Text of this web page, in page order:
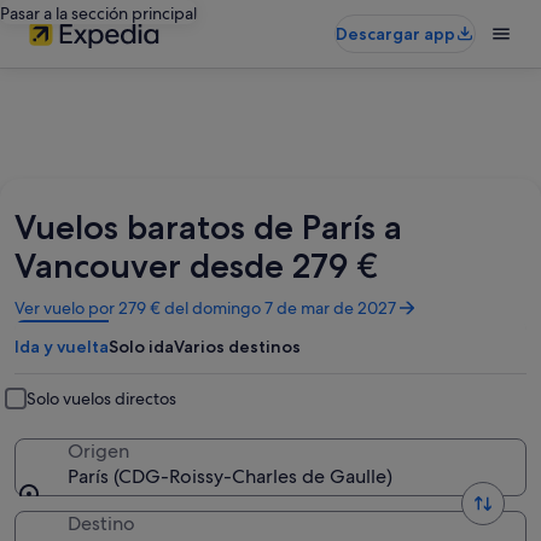
Pasar a la sección principal
Descargar app
Vuelos baratos de París a
Vancouver desde 279 €
Ver vuelo por 279 € del domingo 7 de mar de 2027
Se
abre
en
ventana
nueva
Ida y vueltaSolo idaVarios destinos
Solo vuelos directos
Origen
París (CDG-Roissy-Charles de Gaulle)
Destino